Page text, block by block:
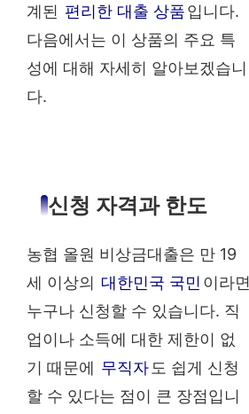
계된 편리한 대출 상품입니다.
다음에서는 이 상품의 주요 특
성에 대해 자세히 알아보겠습니
다.
신청 자격과 한도
농협 올원 비상금대출은 만 19
세 이상의 대한민국 국민 이라면
누구나 신청할 수 있습니다. 직
업이나 소득에 대한 제한이 없
기 때문에 무직자 도 쉽게 신청
할 수 있다는 점이 큰 장점입니